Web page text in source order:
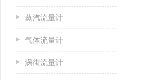
蒸汽流量计
气体流量计
涡街流量计